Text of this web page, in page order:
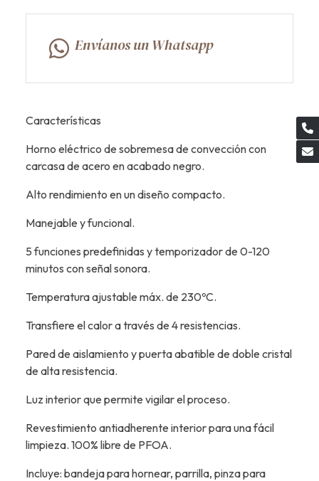
Envíanos un Whatsapp
Características
Horno eléctrico de sobremesa de convección con
carcasa de acero en acabado negro.
Alto rendimiento en un diseño compacto.
Manejable y funcional.
5 funciones predefinidas y temporizador de 0-120
minutos con señal sonora.
Temperatura ajustable máx. de 230ºC.
Transfiere el calor a través de 4 resistencias.
Pared de aislamiento y puerta abatible de doble cristal
de alta resistencia.
Luz interior que permite vigilar el proceso.
Revestimiento antiadherente interior para una fácil
limpieza. 100% libre de PFOA.
Incluye: bandeja para hornear, parrilla, pinza para